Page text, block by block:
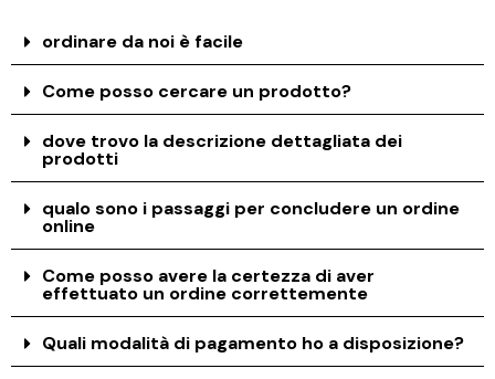
ordinare da noi è facile
Come posso cercare un prodotto?
dove trovo la descrizione dettagliata dei
prodotti
qualo sono i passaggi per concludere un ordine
online
Come posso avere la certezza di aver
effettuato un ordine correttemente
Quali modalità di pagamento ho a disposizione?